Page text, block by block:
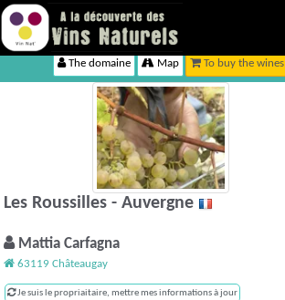
The domaine Map To buy the wines
Les Roussilles - Auvergne
Mattia Carfagna
63119 Châteaugay
Je suis le propriaitaire, mettre mes informations à jour